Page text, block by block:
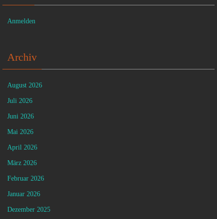
Anmelden
Archiv
August 2026
Juli 2026
Juni 2026
Mai 2026
April 2026
März 2026
Februar 2026
Januar 2026
Dezember 2025